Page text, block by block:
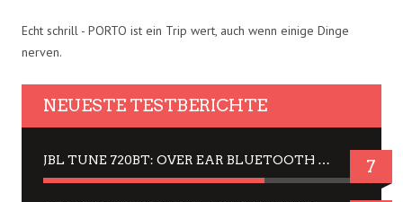
Echt schrill - PORTO ist ein Trip wert, auch wenn einige Dinge
nerven.
NEUESTE TESTBERICHTE
JBL TUNE 720BT: OVER EAR BLUETOOTH KOPFHÖRER UM DIE 50,-€ IM DAUER-TEST 7